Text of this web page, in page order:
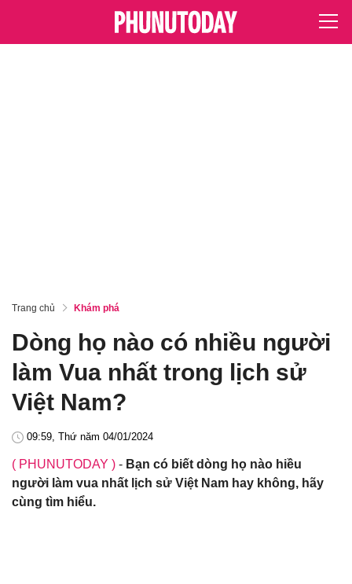
Trang chủ Khám phá
Dòng họ nào có nhiều người
làm Vua nhất trong lịch sử
Việt Nam?
09:59, Thứ năm 04/01/2024
( PHUNUTODAY ) - Bạn có biết dòng họ nào hiều
người làm vua nhất lịch sử Việt Nam hay không, hãy
cùng tìm hiểu.